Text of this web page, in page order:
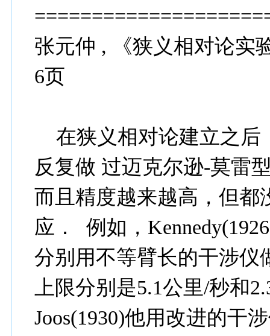
张元仲 , 《狭义相对论实
6页
在狭义相对论建立之后
反复做 过迈克尔逊-莫雷
而且精度越来越高，但
应． 例如，
分别用不等臂长的干涉
上限分别是5.1公里/秒和
Joos(1930)他用改进的干